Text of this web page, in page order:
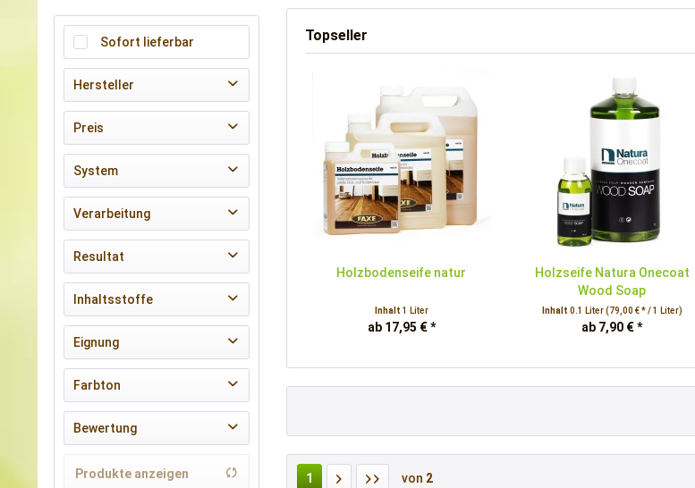
Sofort lieferbar
Hersteller
AURO
BIOFA
Bioraum GmbH
FAXE
LEINOS Naturfarben
Natura Onecoat
Urfarben
Preis
von7,90 €bis81,90 €
System
Reiniger
Verarbeitung
zum Streichen Pinsel und Rolle
Resultat
atmungsaktiv
Inhaltsstoffe
vegan
wasserbasiert
Eignung
für innen
Farbton
weiß
Bewertung
& mehr
Produkte anzeigen
Topseller
Holzbodenseife natur
Inhalt 1 Liter
ab 17,95 € *
Holzseife Natura Onecoat
Wood Soap
Inhalt 0.1 Liter(79,00 € * / 1 Liter)
ab 7,90 € *
1 von 2